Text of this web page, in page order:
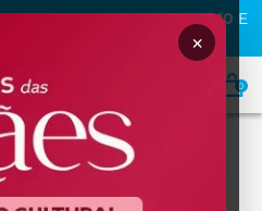
USE O CUPOMMAFRA10 E
0
×